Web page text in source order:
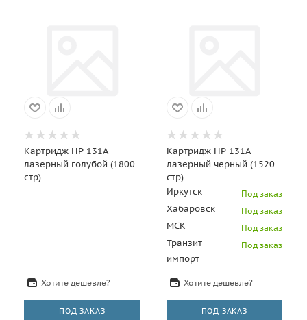
Картридж HP 131A
лазерный голубой (1800
стр)
Хотите дешевле?
ПОД ЗАКАЗ
Картридж HP 131A
лазерный черный (1520
стр)
Иркутск
Под заказ
Хабаровск Под заказ
МСК Под заказ
Транзит
импорт
Под заказ
Хотите дешевле?
ПОД ЗАКАЗ